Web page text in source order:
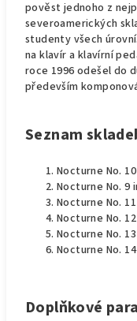
pověst jednoho z
severoamerických
studenty všech
na klavír a klavírní
roce 1996 odešel do
především
Seznam
Nocturne No.
Nocturne No. 9
Nocturne No.
Nocturne No.
Nocturne No.
Nocturne No.
Doplňkové